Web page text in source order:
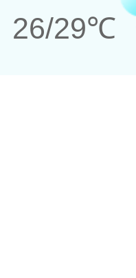
26/29℃